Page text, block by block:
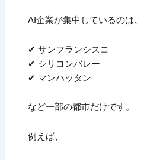
AI企業が集中しているのは、
✔ サンフランシスコ
✔ シリコンバレー
✔ マンハッタン
など一部の都市だけです。
例えば、